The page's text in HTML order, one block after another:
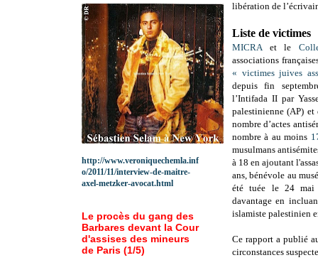
libération de
Liste de victimes
MICRAet le
associations
« victimes juives
depuis fin
l’Intifada II par
palestinienne (AP) et
nombre d’actes
nombre à au moins
musulmans
à 18 en ajoutant
ans, bénévole au
été tuée le 24 mai
davantage en
islamiste palestinien
Ce rapport a publié
circonstances
http://www.veroniquechemla.inf
o/2011/11/interview-de-maitre-
axel-metzker-avocat.html
Le procès du gang des
Barbares devant la Cour
d'assises des mineurs
de Paris (1/5)